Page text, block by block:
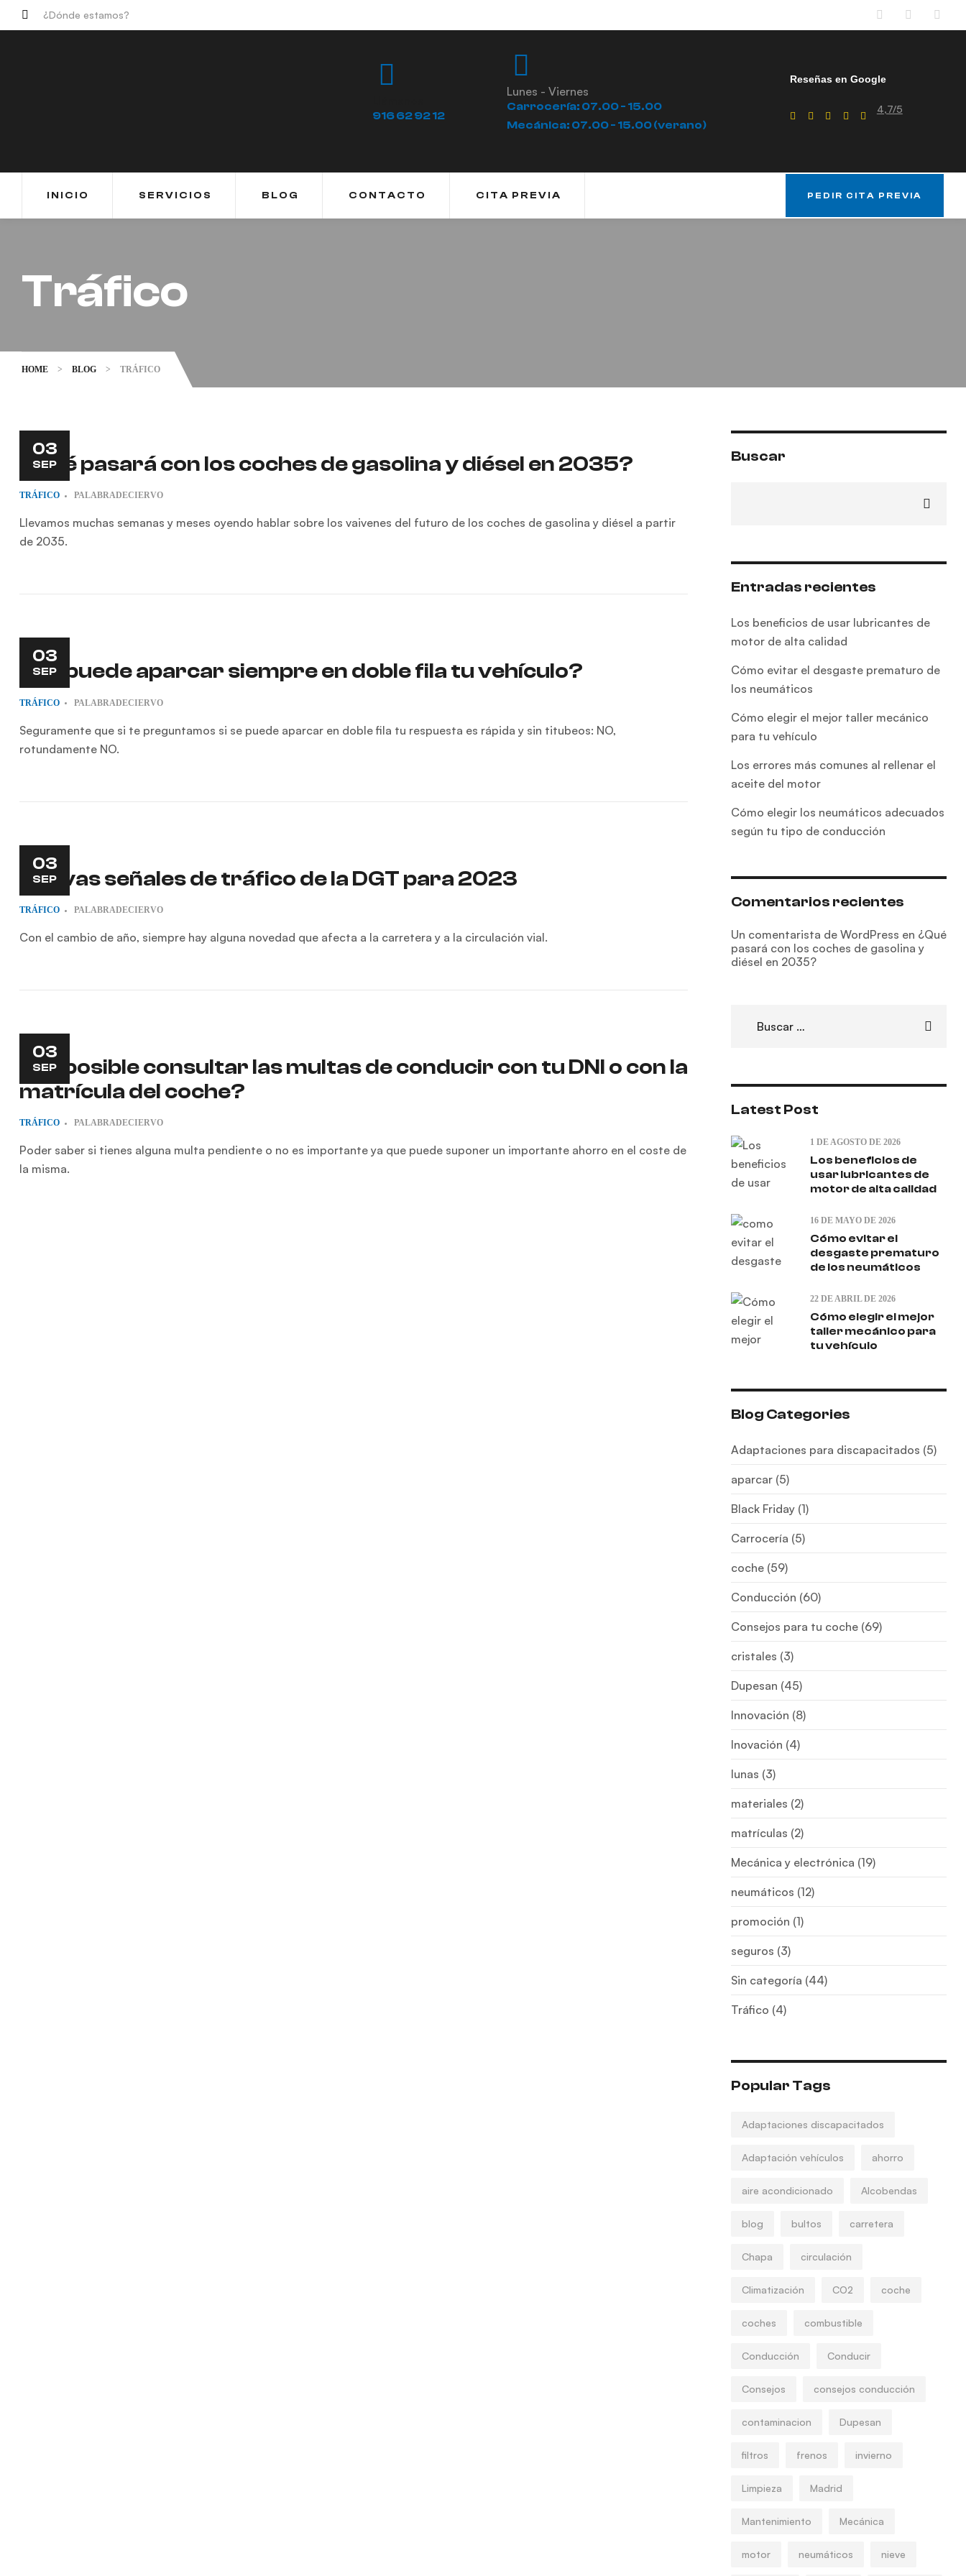
¿Dónde estamos?
916 62 92 12
Lunes - Viernes
Carrocería: 07.00 - 15.00
Mecánica: 07.00 - 15.00 (verano)
Reseñas en Google
4,7/5
INICIO SERVICIOS BLOG CONTACTO CITA PREVIA PEDIR CITA PREVIA
Tráfico
HOME > BLOG > TRÁFICO
03
SEP
¿Qué pasará con los coches de gasolina y diésel en 2035?
TRÁFICO PALABRADECIERVO
Llevamos muchas semanas y meses oyendo hablar sobre los vaivenes del futuro de los coches de gasolina y diésel a partir
de 2035.
03
SEP
¿Se puede aparcar siempre en doble fila tu vehículo?
TRÁFICO PALABRADECIERVO
Seguramente que si te preguntamos si se puede aparcar en doble fila tu respuesta es rápida y sin titubeos: NO,
rotundamente NO.
03
SEP
Nuevas señales de tráfico de la DGT para 2023
TRÁFICO PALABRADECIERVO
Con el cambio de año, siempre hay alguna novedad que afecta a la carretera y a la circulación vial.
03
SEP
¿Es posible consultar las multas de conducir con tu DNI o con la
matrícula del coche?
TRÁFICO PALABRADECIERVO
Poder saber si tienes alguna multa pendiente o no es importante ya que puede suponer un importante ahorro en el coste de
la misma.
Buscar
Entradas recientes
Los beneficios de usar lubricantes de
motor de alta calidad
Cómo evitar el desgaste prematuro de
los neumáticos
Cómo elegir el mejor taller mecánico
para tu vehículo
Los errores más comunes al rellenar el
aceite del motor
Cómo elegir los neumáticos adecuados
según tu tipo de conducción
Comentarios recientes
Un comentarista de WordPress en ¿Qué
pasará con los coches de gasolina y
diésel en 2035?
Latest Post
Los beneficios de
usar lubricantes de
motor de alta calidad
1 DE AGOSTO DE 2026
Cómo evitar el
desgaste prematuro
de los neumáticos
16 DE MAYO DE 2026
Cómo elegir el mejor
taller mecánico para
tu vehículo
22 DE ABRIL DE 2026
Blog Categories
Adaptaciones para discapacitados (5)
aparcar (5)
Black Friday (1)
Carrocería (5)
coche (59)
Conducción (60)
Consejos para tu coche (69)
cristales (3)
Dupesan (45)
Innovación (8)
Inovación (4)
lunas (3)
materiales (2)
matrículas (2)
Mecánica y electrónica (19)
neumáticos (12)
promoción (1)
seguros (3)
Sin categoría (44)
Tráfico (4)
Popular Tags
Adaptaciones discapacitados
Adaptación vehículos ahorro
aire acondicionado Alcobendas
blog bultos carretera
Chapa circulación
Climatización CO2 coche
coches combustible
Conducción Conducir
Consejos consejos conducción
contaminacion Dupesan
filtros frenos invierno
Limpieza Madrid
Mantenimiento Mecánica
motor neumáticos nieve